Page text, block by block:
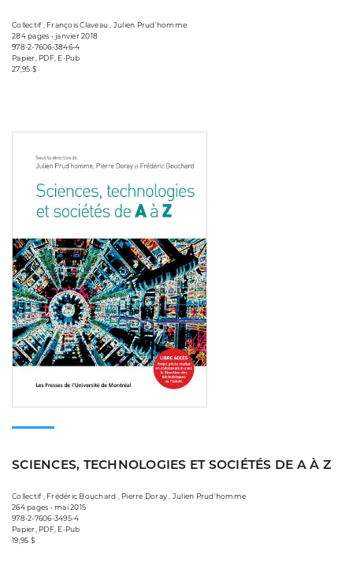
Collectif , François Claveau , Julien Prud'homme
284 pages • janvier 2018
978-2-7606-3846-4
Papier, PDF, E-Pub
27,95 $
SCIENCES, TECHNOLOGIES ET SOCIÉTÉS DE A À Z
Collectif , Frédéric Bouchard , Pierre Doray , Julien Prud'homme
264 pages • mai 2015
978-2-7606-3495-4
Papier, PDF, E-Pub
19,95 $